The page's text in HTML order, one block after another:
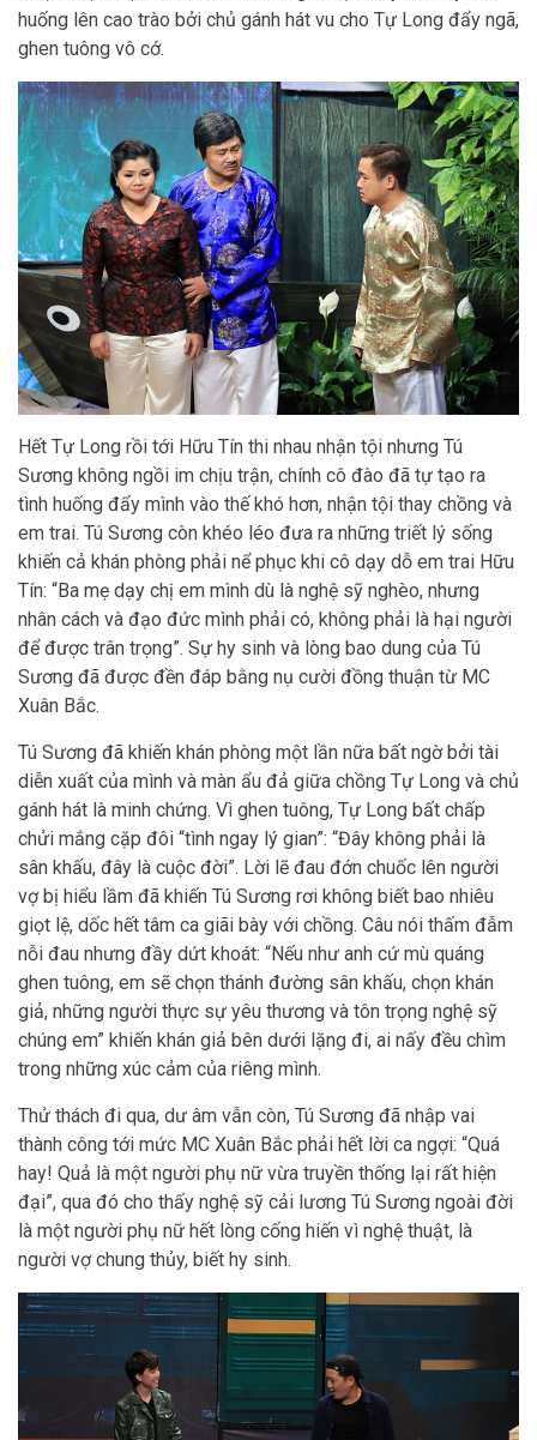
huống lên cao trào bởi chủ gánh hát vu cho Tự Long đẩy ngã,
ghen tuông vô cớ.
Hết Tự Long rồi tới Hữu Tín thi nhau nhận tội nhưng Tú
Sương không ngồi im chịu trận, chính cô đào đã tự tạo ra
tình huống đẩy mình vào thế khó hơn, nhận tội thay chồng và
em trai. Tú Sương còn khéo léo đưa ra những triết lý sống
khiến cả khán phòng phải nể phục khi cô dạy dỗ em trai Hữu
Tín: “Ba mẹ dạy chị em mình dù là nghệ sỹ nghèo, nhưng
nhân cách và đạo đức mình phải có, không phải là hại người
để được trân trọng”. Sự hy sinh và lòng bao dung của Tú
Sương đã được đền đáp bằng nụ cười đồng thuận từ MC
Xuân Bắc.
Tú Sương đã khiến khán phòng một lần nữa bất ngờ bởi tài
diễn xuất của mình và màn ẩu đả giữa chồng Tự Long và chủ
gánh hát là minh chứng. Vì ghen tuông, Tự Long bất chấp
chửi mắng cặp đôi “tình ngay lý gian”: “Đây không phải là
sân khấu, đây là cuộc đời”. Lời lẽ đau đớn chuốc lên người
vợ bị hiểu lầm đã khiến Tú Sương rơi không biết bao nhiêu
giọt lệ, dốc hết tâm ca giãi bày với chồng. Câu nói thấm đẫm
nỗi đau nhưng đầy dứt khoát: “Nếu như anh cứ mù quáng
ghen tuông, em sẽ chọn thánh đường sân khấu, chọn khán
giả, những người thực sự yêu thương và tôn trọng nghệ sỹ
chúng em” khiến khán giả bên dưới lặng đi, ai nấy đều chìm
trong những xúc cảm của riêng mình.
Thử thách đi qua, dư âm vẫn còn, Tú Sương đã nhập vai
thành công tới mức MC Xuân Bắc phải hết lời ca ngợi: “Quá
hay! Quả là một người phụ nữ vừa truyền thống lại rất hiện
đại”, qua đó cho thấy nghệ sỹ cải lương Tú Sương ngoài đời
là một người phụ nữ hết lòng cống hiến vì nghệ thuật, là
người vợ chung thủy, biết hy sinh.